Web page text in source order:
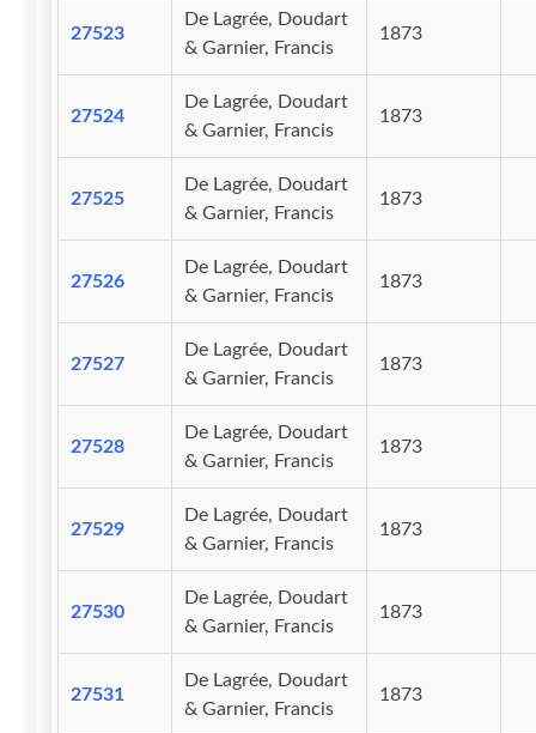
27523
De Lagrée, Doudart
& Garnier, Francis
1873
27524
De Lagrée, Doudart
& Garnier, Francis
1873
27525
De Lagrée, Doudart
& Garnier, Francis
1873
27526
De Lagrée, Doudart
& Garnier, Francis
1873
27527
De Lagrée, Doudart
& Garnier, Francis
1873
27528
De Lagrée, Doudart
& Garnier, Francis
1873
27529
De Lagrée, Doudart
& Garnier, Francis
1873
27530
De Lagrée, Doudart
& Garnier, Francis
1873
27531
De Lagrée, Doudart
& Garnier, Francis
1873